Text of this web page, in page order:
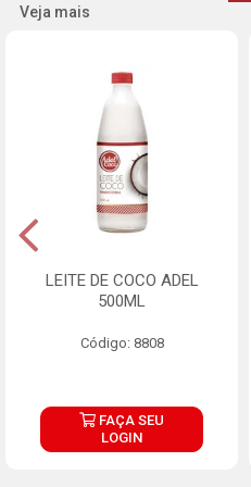
Veja mais
LEITE DE COCO ADEL
500ML
Código: 8808
FAÇA SEU
LOGIN